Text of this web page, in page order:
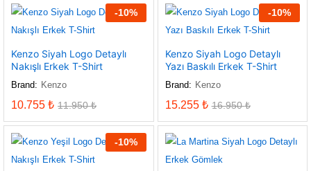
-10%
Kenzo Siyah Logo Detaylı
Nakışlı Erkek T-Shirt
Brand: Kenzo
10.755 ₺ 11.950₺
-10%
Kenzo Siyah Logo Detaylı
Yazı Baskılı Erkek T-Shirt
Brand: Kenzo
15.255 ₺ 16.950₺
-10%